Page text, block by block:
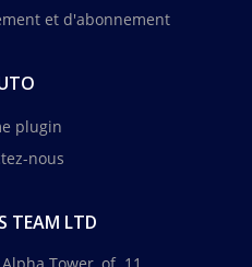
et d'abonnement
plugin
nous
TEAM LTD